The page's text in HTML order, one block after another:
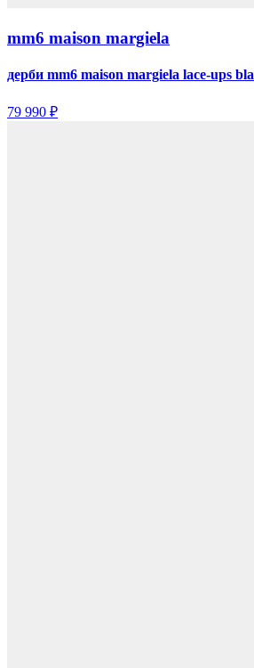
mm6 maison margiela
дерби mm6 maison margiela lace-ups
79 990 ₽